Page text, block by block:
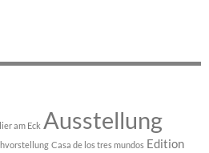
am Eck Ausstellung
Casa de los tres mundos Edition